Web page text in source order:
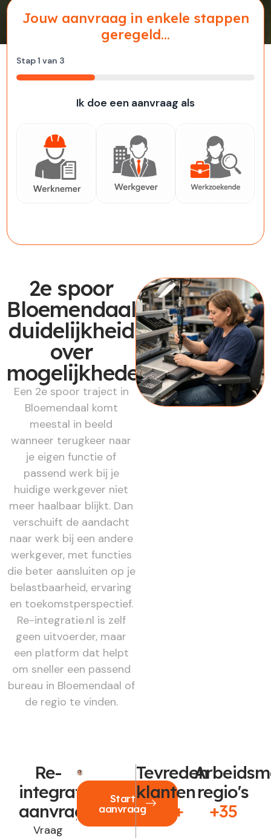
Jouw aanvraag in enkele stappen
geregeld...
Stap1 van 3
33%
Ik doe een aanvraag als
2e spoor
Bloemendaal:
duidelijkheid
over
mogelijkheden
Een 2e spoor traject in
Bloemendaal komt
meestal in beeld
wanneer terugkeer naar
je eigen functie of
passend werk bij je
huidige werkgever niet
meer haalbaar blijkt. Dan
verschuift de aandacht
naar werk bij een andere
werkgever, met functies
die beter aansluiten op je
belastbaarheid, ervaring
en toekomstperspectief.
Re-integratie.nl is zelf
geen uitvoerder, maar
een platform dat helpt
om sneller een passend
bureau in Bloemendaal of
de regio te vinden.
Re-
integratie
aanvragen?
Vraag
Start
aanvraag
Tevreden
klanten
250+
regio's
+35